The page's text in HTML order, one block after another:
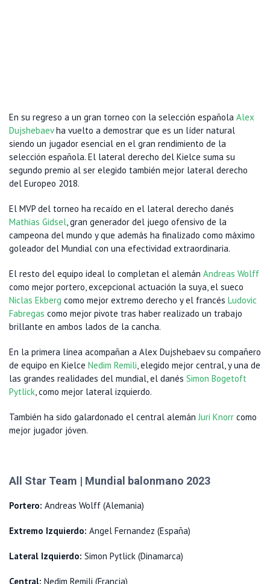
En su regreso a un gran torneo con la selección española Alex
Dujshebaevha vuelto a demostrar que es un líder natural
siendo un jugador esencial en el gran rendimiento de la
selección española. El lateral derecho del Kielce suma su
segundo premio al ser elegido también mejor lateral derecho
del Europeo 2018.
El MVP del torneo ha recaído en el lateral derecho danés
Mathias Gidsel, gran generador del juego ofensivo de la
campeona del mundo y que además ha finalizado como máximo
goleador del Mundial con una efectividad extraordinaria.
El resto del equipo ideal lo completan el alemán Andreas Wolff
como mejor portero, excepcional actuación la suya, el sueco
Niclas Ekberg como mejor extremo derecho y el francés Ludovic
Fabregas como mejor pivote tras haber realizado un trabajo
brillante en ambos lados de la cancha.
En la primera línea acompañan a Alex Dujshebaev su compañero
de equipo en Kielce Nedim Remili, elegido mejor central, y una de
las grandes realidades del mundial, el danés Simon Bogetoft
Pytlick, como mejor lateral izquierdo.
También ha sido galardonado el central alemánJuri Knorr como
mejor jugador jóven.
All Star Team | Mundial balonmano 2023
Portero: Andreas Wolff (Alemania)
Extremo Izquierdo: Angel Fernandez (España)
Lateral Izquierdo: Simon Pytlick (Dinamarca)
Central: Nedim Remili (Francia)